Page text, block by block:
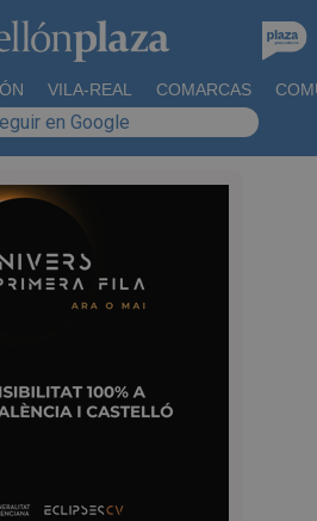
VILA-REAL COMARCAS
en Google